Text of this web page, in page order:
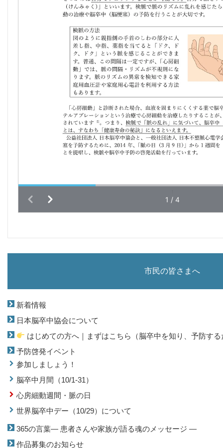
市民の皆さまへ
新着情報
日本脳卒中協会について
はじめての方へ｜まずはこちら（脳卒中を知り、予防す
予防啓発イベント
参加しましょう！
脳卒中月間（10/1-31）
心房細動週間・脈の日
世界脳卒中デー（10/29）について
365の言葉― 患者さんや家族が語る魂のメッセージ ―
作品募集のお知らせ